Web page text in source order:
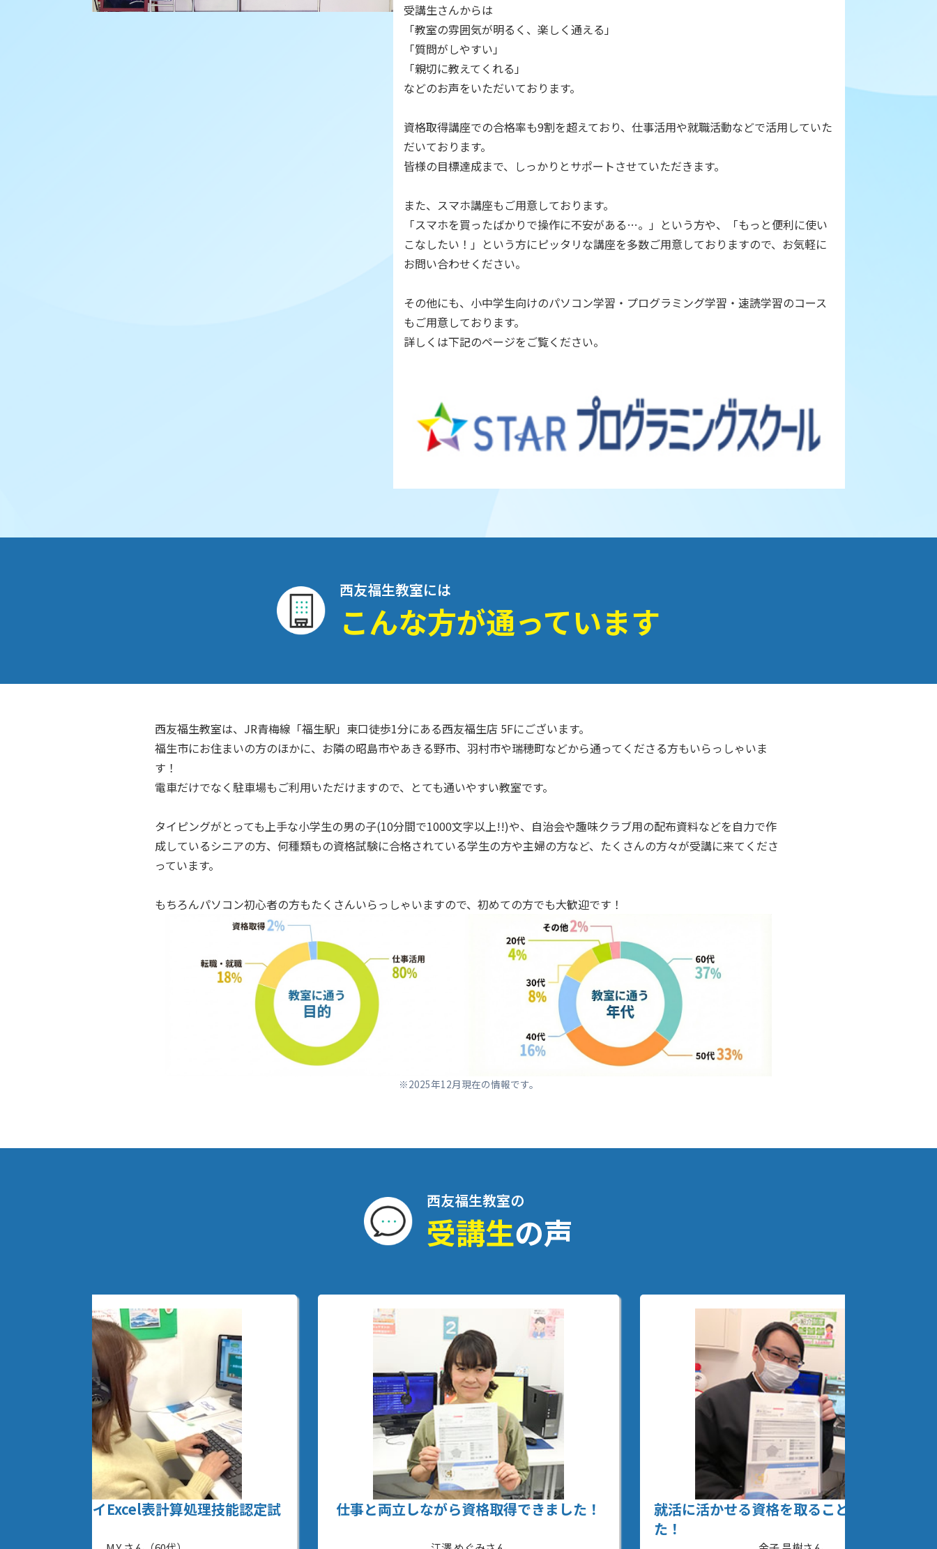
受講生さんからは
「教室の雰囲気が明るく、楽しく通える」
「質問がしやすい」
「親切に教えてくれる」
などのお声をいただいております。
資格取得講座での合格率も9割を超えており、仕事活用や就職活動などで活用していた
だいております。
皆様の目標達成まで、しっかりとサポートさせていただきます。
また、スマホ講座もご用意しております。
「スマホを買ったばかりで操作に不安がある…。」という方や、「もっと便利に使い
こなしたい！」という方にピッタリな講座を多数ご用意しておりますので、お気軽に
お問い合わせください。
その他にも、小中学生向けのパソコン学習・プログラミング学習・速読学習のコース
もご用意しております。
詳しくは下記のページをご覧ください。
西友福生教室には
こんな方が通っています
西友福生教室は、JR青梅線「福生駅」東口徒歩1分にある西友福生店 5Fにございます。
福生市にお住まいの方のほかに、お隣の昭島市やあきる野市、羽村市や瑞穂町などから通ってくださる方もいらっしゃいま
す！
電車だけでなく駐車場もご利用いただけますので、とても通いやすい教室です。
タイピングがとっても上手な小学生の男の子(10分間で1000文字以上!!)や、自治会や趣味クラブ用の配布資料などを自力で作
成しているシニアの方、何種類もの資格試験に合格されている学生の方や主婦の方など、たくさんの方々が受講に来てくださ
っています。
もちろんパソコン初心者の方もたくさんいらっしゃいますので、初めての方でも大歓迎です！
※2025年12月現在の情報です。
西友福生教室の
受講生の声
仕事と両立しながら資格取得できました！
就活に活かせる資格を取ることができまし
プログラミングやタイピングのスキルが身
についていると実感しました